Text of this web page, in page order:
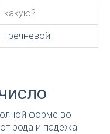
какую?
гречневой
форме во
рода и падежа